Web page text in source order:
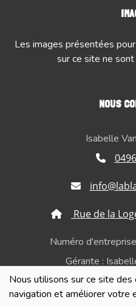
Nous utilisons sur ce site
navigation et améliorer votre
Les images présentées
sur ce site ne
NOUS
Isabelle
Rue de la
Numéro
Gérante :
Politique de